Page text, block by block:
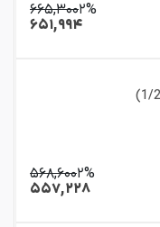
۶۶۵,۳۰۰۲%
۶۵۱,۹۹۴
۵۶۸,۶۰۰۲%
۵۵۷,۲۲۸